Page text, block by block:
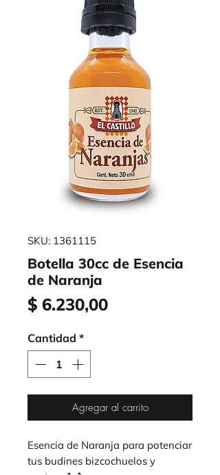
SKU: 1361115
Botella 30cc de Esencia
de Naranja
$ 6.230,00Precio
Cantidad *
Agregar al carrito
Esencia de Naranja para potenciar
tus budines bizcochuelos y